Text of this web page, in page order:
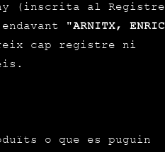
(inscrita al Registre
"ARNITX, ENRIC
cap registre ni
o que es puguin